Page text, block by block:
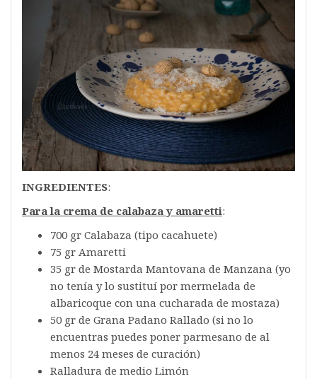
INGREDIENTES:
Para la crema de calabaza y amaretti:
700 gr Calabaza (tipo cacahuete)
75 gr Amaretti
35 gr de Mostarda Mantovana de Manzana (yo
no tenía y lo sustituí por mermelada de
albaricoque con una cucharada de mostaza)
50 gr de Grana Padano Rallado (si no lo
encuentras puedes poner parmesano de al
menos 24 meses de curación)
Ralladura de medio Limón